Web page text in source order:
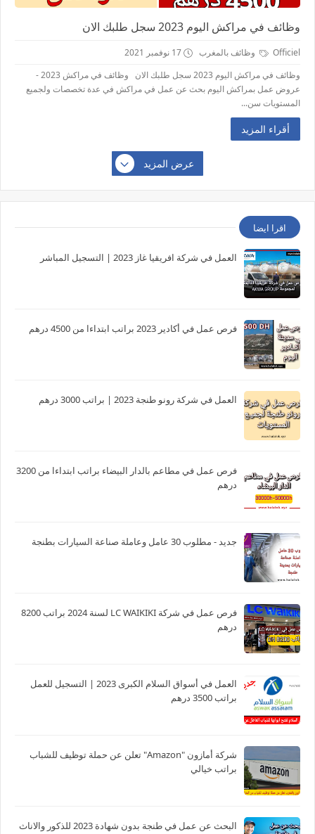
وظائف في مراكش اليوم 2023 سجل طلبك الان
Officiel وظائف بالمغرب
17 نوفمبر 2021
وظائف في مراكش اليوم 2023 سجل طلبك الان وظائف في مراكش 2023 -
عروض عمل بمراكش اليوم بحث عن عمل في مراكش في عدة تخصصات ولجميع
المستويات سن...
أقراء المزيد
عرض المزيد
اقرا ايضا
العمل في شركة افريقيا غاز 2023 | التسجيل المباشر
فرص عمل في أكادير 2023 براتب ابتداءا من 4500 درهم
العمل في شركة رونو طنجة 2023 | براتب 3000 درهم
فرص عمل في مطاعم بالدار البيضاء براتب ابتداءا من 3200
درهم
جديد - مطلوب 30 عامل وعاملة صناعة السيارات بطنجة
فرص عمل في شركة LC WAIKIKI لسنة 2024 براتب 8200
درهم
العمل في أسواق السلام الكبرى 2023 | التسجيل للعمل
براتب 3500 درهم
شركة أمازون "Amazon" تعلن عن حملة توظيف للشباب
براتب خيالي
البحث عن عمل في طنجة بدون شهادة 2023 للذكور والاناث